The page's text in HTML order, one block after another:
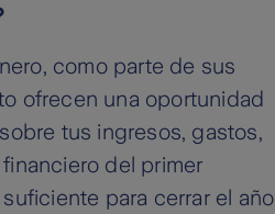
como parte de sus
ofrecen una oportunidad
tus ingresos, gastos,
del primer
para cerrar el año